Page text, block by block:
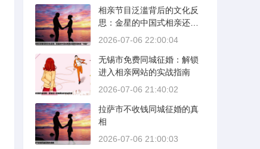
相亲节目泛滥背后的文化反
思：金星的中国式相亲还能
否保持其“完美”
2026-07-06 22:00:04
无锡市免费同城征婚：解锁
进入相亲网站的实战指南
2026-07-06 21:40:02
拉萨市不收钱同城征婚的真
相
2026-07-06 21:00:03